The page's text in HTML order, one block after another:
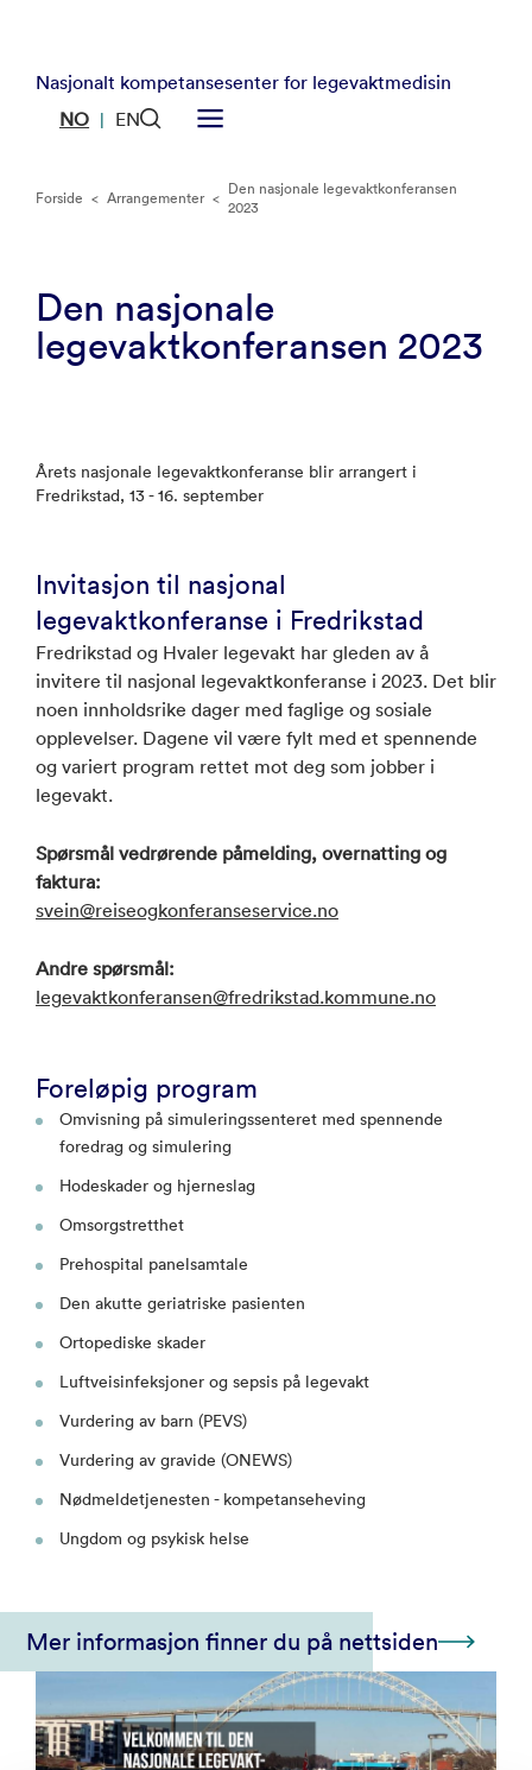
Nasjonalt kompetansesenter for legevaktmedisin
NO | EN
Forside < Arrangementer < Den nasjonale legevaktkonferansen
2023
Den nasjonale
legevaktkonferansen 2023
Årets nasjonale legevaktkonferanse blir arrangert i
Fredrikstad, 13 - 16. september
Invitasjon til nasjonal
legevaktkonferanse i Fredrikstad
Fredrikstad og Hvaler legevakt har gleden av å
invitere til nasjonal legevaktkonferanse i 2023. Det blir
noen innholdsrike dager med faglige og sosiale
opplevelser. Dagene vil være fylt med et spennende
og variert program rettet mot deg som jobber i
legevakt.
Spørsmål vedrørende påmelding, overnatting og
faktura:
svein@reiseogkonferanseservice.no
Andre spørsmål:
legevaktkonferansen@fredrikstad.kommune.no
Foreløpig program
Omvisning på simuleringssenteret med spennende
foredrag og simulering
Hodeskader og hjerneslag
Omsorgstretthet
Prehospital panelsamtale
Den akutte geriatriske pasienten
Ortopediske skader
Luftveisinfeksjoner og sepsis på legevakt
Vurdering av barn (PEVS)
Vurdering av gravide (ONEWS)
Nødmeldetjenesten - kompetanseheving
Ungdom og psykisk helse
Mer informasjon finner du på nettsiden